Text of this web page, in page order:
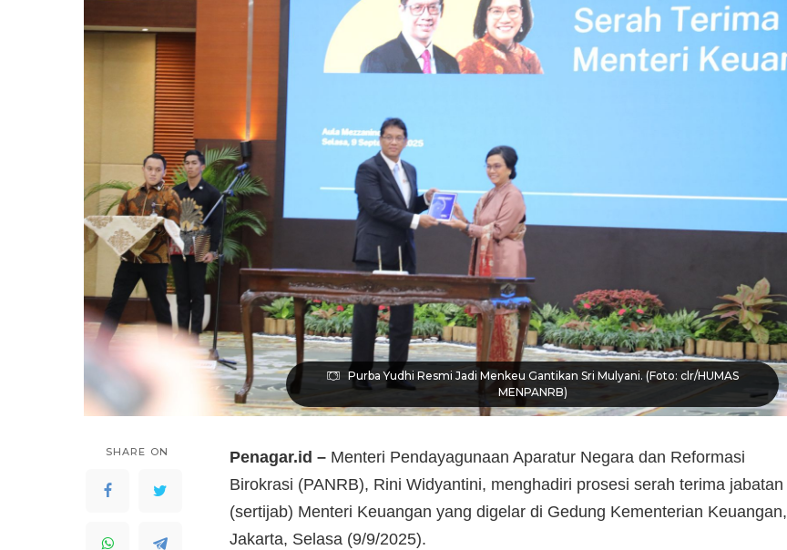
Purba Yudhi Resmi Jadi Menkeu Gantikan Sri Mulyani. (Foto: clr/HUMAS
MENPANRB)
SHARE ON Penagar.id – Menteri Pendayagunaan Aparatur Negara dan Reformasi
Birokrasi (PANRB), Rini Widyantini, menghadiri prosesi serah terima jabatan
(sertijab) Menteri Keuangan yang digelar di Gedung Kementerian Keuangan,
Jakarta, Selasa (9/9/2025).